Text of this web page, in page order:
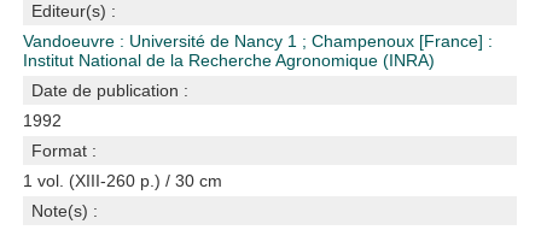
Editeur(s) :
Vandoeuvre : Université de Nancy 1 ;Champenoux [France] :
Institut National de la Recherche Agronomique (INRA)
Date de publication :
1992
Format :
1 vol. (XIII-260 p.) / 30 cm
Note(s) :